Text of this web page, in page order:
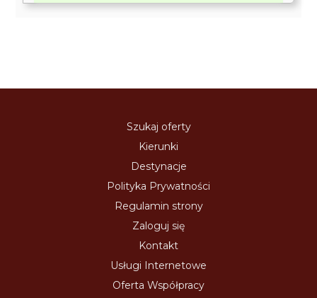
Szukaj oferty
Kierunki
Destynacje
Polityka Prywatności
Regulamin strony
Zaloguj się
Kontakt
Usługi Internetowe
Oferta Współpracy